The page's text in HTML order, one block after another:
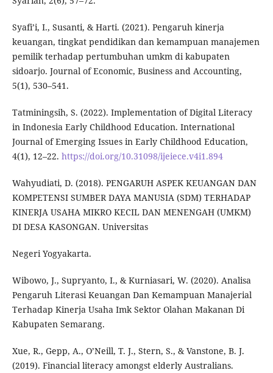
Syafi’i, I., Susanti, & Harti. (2021). Pengaruh kinerja
keuangan, tingkat pendidikan dan kemampuan manajemen
pemilik terhadap pertumbuhan umkm di kabupaten
sidoarjo. Journal of Economic, Business and Accounting,
5(1), 530–541.
Tatminingsih, S. (2022). Implementation of Digital Literacy
in Indonesia Early Childhood Education. International
Journal of Emerging Issues in Early Childhood Education,
4(1), 12–22. https://doi.org/10.31098/ijeiece.v4i1.894
Wahyudiati, D. (2018). PENGARUH ASPEK KEUANGAN DAN
KOMPETENSI SUMBER DAYA MANUSIA (SDM) TERHADAP
KINERJA USAHA MIKRO KECIL DAN MENENGAH (UMKM)
DI DESA KASONGAN. Universitas
Negeri Yogyakarta.
Wibowo, J., Supryanto, I., & Kurniasari, W. (2020). Analisa
Pengaruh Literasi Keuangan Dan Kemampuan Manajerial
Terhadap Kinerja Usaha Imk Sektor Olahan Makanan Di
Kabupaten Semarang.
Xue, R., Gepp, A., O’Neill, T. J., Stern, S., & Vanstone, B. J.
(2019). Financial literacy amongst elderly Australians.